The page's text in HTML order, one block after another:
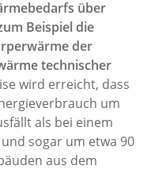
über
Beispiel die
der
technischer
wird erreicht, dass
um
als bei einem
sogar um etwa 90
aus dem